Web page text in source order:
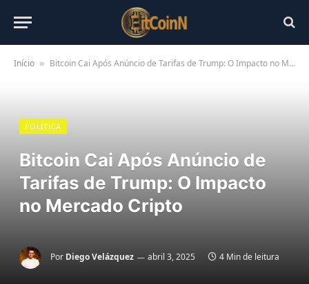
Início » Bitcoin Cai Após Anúncio de Tarifas de Trump: O Impacto no Mercado Cripto
POLÍTICA
Bitcoin Cai Após Anúncio de
Tarifas de Trump: O Impacto
no Mercado Cripto
Por Diego Velázquez abril 3, 2025 4 Min de leitura